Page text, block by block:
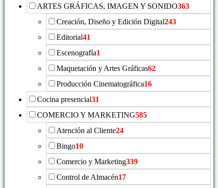
ARTES GRÁFICAS, IMAGEN Y SONIDO363
Creación, Diseño y Edición Digital243
Editorial41
Escenografía1
Maquetación y Artes Gráficas62
Producción Cinematográfica16
Cocina presencial31
COMERCIO Y MARKETING585
Atención al Cliente24
Bingo10
Comercio y Marketing339
Control de Almacén17